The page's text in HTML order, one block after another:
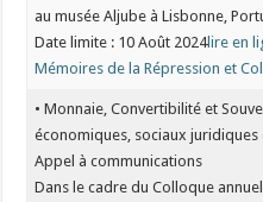
au musée Aljube à Lisbonne,
Date limite : 10 Août 2024lire en
Mémoires de la Répression et
• Monnaie, Convertibilité et
économiques, sociaux juridiques
Appel à communications
Dans le cadre du Colloque